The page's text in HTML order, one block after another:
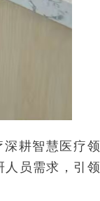
耕智慧医疗领
人员需求，引领